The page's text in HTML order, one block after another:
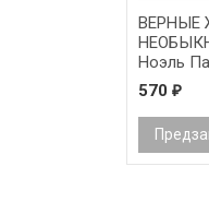
Ноэль
570 ₽